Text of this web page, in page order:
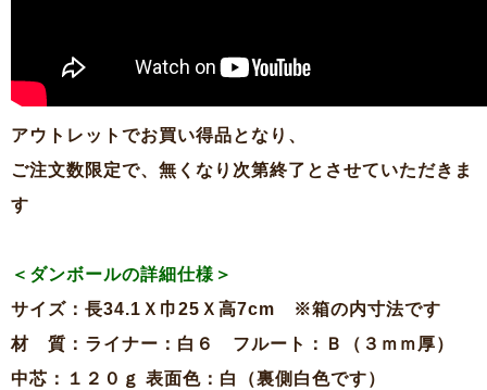
アウトレットでお買い得品となり、
ご注文数限定で、無くなり次第終了とさせていただきま
す
＜ダンボールの詳細仕様＞
サイズ：長34.1Ｘ巾25Ｘ高7cm ※箱の内寸法です
材 質：ライナー：白６ フルート：Ｂ（３ｍｍ厚）
中芯：１２０ｇ 表面色：白（裏側白色です）